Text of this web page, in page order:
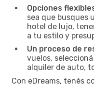
Opciones
sea que busques
hotel de lujo,
a tu estilo y
Un proceso de
vuelos,
alquiler de auto,
Con eDreams, tenés